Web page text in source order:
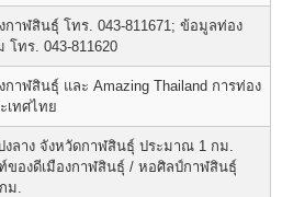
กาฬสินธุ์ โทร. 043-811671; ข้อมูลท่อง
โทร. 043-811620
กาฬสินธุ์ และ Amazing Thailand การท่อง
เทศไทย
งลาง จังหวัดกาฬสินธุ์ ประมาณ 1 กม.
องดีเมืองกาฬสินธุ์ / หอศิลป์กาฬสินธุ์
ม.